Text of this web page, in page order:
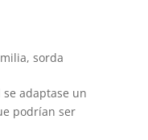
,sorda
adaptase un
podrían ser